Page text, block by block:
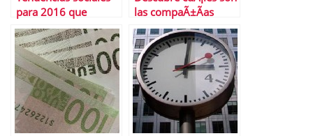
para 2016 que
deberÃ­as conocer
las compaÃ±Ã­as
mÃ¡s empÃ¡ticasâ€¦
y las menos